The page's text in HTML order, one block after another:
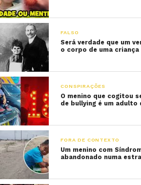
FALSO
Será verdade que um
o corpo de uma
CONSPIRAÇÕES
O menino que cogitou
de bullying é um adulto
FORA DE CONTEXTO
Um menino com
abandonado numa